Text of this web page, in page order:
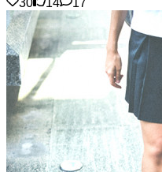
30
14 17